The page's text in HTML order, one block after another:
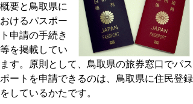
概要と鳥取県に
おけるパスポー
ト申請の手続き
等を掲載してい
ます。原則として、鳥取県の旅券窓口でパス
ポートを申請できるのは、鳥取県に住民登録
をしているかたです。